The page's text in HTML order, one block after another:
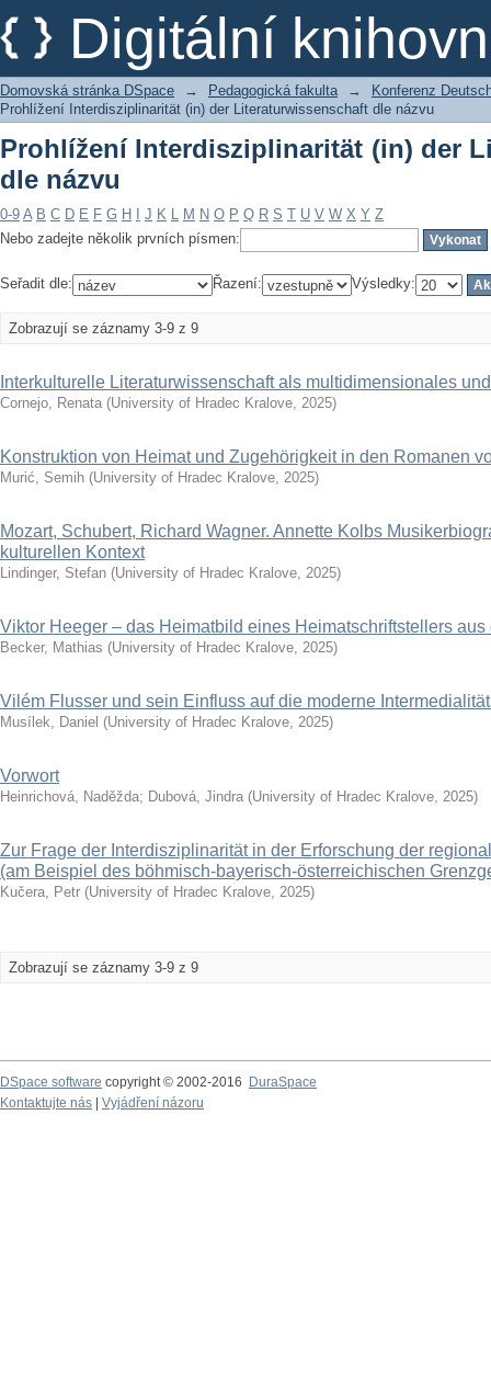
Digitální
Prohlížení Interdisziplinarität (in) der
Domovská stránka DSpace → Pedagogická fakulta →
Konferenz
Prohlížení Interdisziplinarität (in) der Literaturwissenschaft dle názvu
Prohlížení Interdisziplinarität (in) der
dle názvu
0-9 A B C D E F G H J K L M N O P Q R S T U V W X Y Z
Nebo zadejte několik prvních písmen:
Seřadit dle: Řazení: Výsledky:
Zobrazují se záznamy 3-9 z 9
Interkulturelle Literaturwissenschaft als multidimensionales
Cornejo, Renata (University of Hradec Kralove, 2025)
Konstruktion von Heimat und Zugehörigkeit in den Romanen
Murić, Semih (University of Hradec Kralove, 2025)
Mozart, Schubert, Richard Wagner. Annette Kolbs
kulturellen Kontext
Lindinger, Stefan (University of Hradec Kralove, 2025)
Viktor Heeger – das Heimatbild eines Heimatschriftstellers aus
Becker, Mathias (University of Hradec Kralove, 2025)
Vilém Flusser und sein Einfluss auf die moderne
Musílek, Daniel (University of Hradec Kralove, 2025)
Vorwort
Heinrichová, Naděžda; Dubová, Jindra (University of Hradec Kralove, 2025)
Zur Frage der Interdisziplinarität in der Erforschung der
(am Beispiel des böhmisch-bayerisch-österreichischen
Kučera, Petr (University of Hradec Kralove, 2025)
Zobrazují se záznamy 3-9 z 9
DSpace software copyright © 2002-2016
DuraSpace
Kontaktujte nás
Vyjádření názoru